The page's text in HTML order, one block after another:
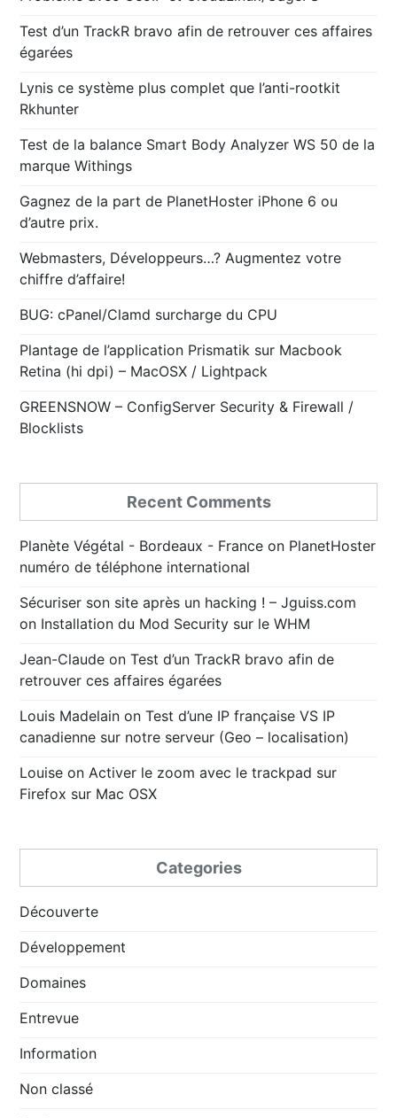
Test d’un TrackR bravo afin de retrouver ces affaires
égarées
Lynis ce système plus complet que l’anti-rootkit
Rkhunter
Test de la balance Smart Body Analyzer WS 50 de la
marque Withings
Gagnez de la part de PlanetHoster iPhone 6 ou
d’autre prix.
Webmasters, Développeurs…? Augmentez votre
chiffre d’affaire!
BUG: cPanel/Clamd surcharge du CPU
Plantage de l’application Prismatik sur Macbook
Retina (hi dpi) – MacOSX / Lightpack
GREENSNOW – ConfigServer Security & Firewall /
Blocklists
Recent Comments
Planète Végétal - Bordeaux - France on PlanetHoster
numéro de téléphone international
Sécuriser son site après un hacking ! – Jguiss.com
on Installation du Mod Security sur le WHM
Jean-Claude onTest d’un TrackR bravo afin de
retrouver ces affaires égarées
Louis Madelain onTest d’une IP française VS IP
canadienne sur notre serveur (Geo – localisation)
Louise onActiver le zoom avec le trackpad sur
Firefox sur Mac OSX
Categories
Découverte
Développement
Domaines
Entrevue
Information
Non classé